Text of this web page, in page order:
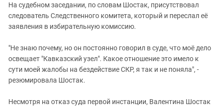
На судебном заседании, по словам Шостак, присутствовал
следователь Следственного комитета, который и переслал её
заявления в избирательную комиссию.
"Не знаю почему, но он постоянно говорил в суде, что моё дело
освещает "Кавказский узел". Какое отношение это имело к
сути моей жалобы на бездействие СКР, я так и не поняла", -
резюмировала Шостак.
Несмотря на отказ суда первой инстанции, Валентина Шостак